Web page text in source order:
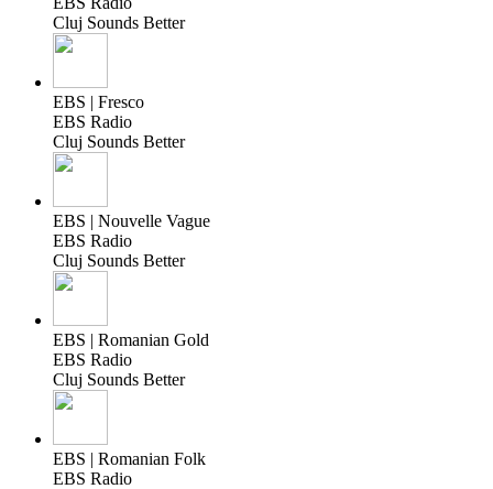
Cluj Sounds Better
EBS | Fresco
EBS Radio
Cluj Sounds Better
EBS | Nouvelle Vague
EBS Radio
Cluj Sounds Better
EBS | Romanian Gold
EBS Radio
Cluj Sounds Better
EBS | Romanian Folk
EBS Radio